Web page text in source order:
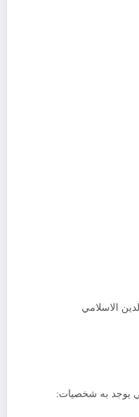
الاسلامي
يوجد به شخصيات: